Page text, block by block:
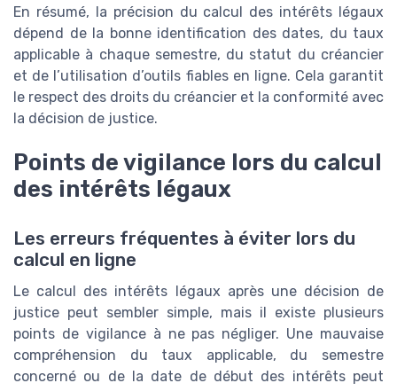
En résumé, la précision du calcul des intérêts légaux
dépend de la bonne identification des dates, du taux
applicable à chaque semestre, du statut du créancier
et de l’utilisation d’outils fiables en ligne. Cela garantit
le respect des droits du créancier et la conformité avec
la décision de justice.
Points de vigilance lors du calcul
des intérêts légaux
Les erreurs fréquentes à éviter lors du
calcul en ligne
Le calcul des intérêts légaux après une décision de
justice peut sembler simple, mais il existe plusieurs
points de vigilance à ne pas négliger. Une mauvaise
compréhension du taux applicable, du semestre
concerné ou de la date de début des intérêts peut